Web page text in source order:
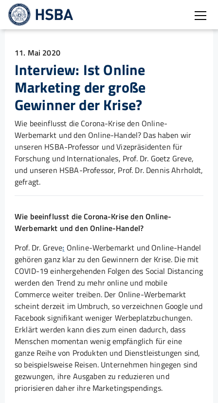
11. Mai 2020
Interview: Ist Online
Marketing der große
Gewinner der Krise?
Wie beeinflusst die Corona-Krise den Online-
Werbemarkt und den Online-Handel? Das haben wir
unseren HSBA-Professor und Vizepräsidenten für
Forschung und Internationales, Prof. Dr. Goetz Greve,
und unseren HSBA-Professor, Prof. Dr. Dennis Ahrholdt,
gefragt.
Wie beeinflusst die Corona-Krise den Online-
Werbemarkt und den Online-Handel?
Prof. Dr. Greve: Online-Werbemarkt und Online-Handel
gehören ganz klar zu den Gewinnern der Krise. Die mit
COVID-19 einhergehenden Folgen des Social Distancing
werden den Trend zu mehr online und mobile
Commerce weiter treiben. Der Online-Werbemarkt
scheint derzeit im Umbruch, so verzeichnen Google und
Facebook signifikant weniger Werbeplatzbuchungen.
Erklärt werden kann dies zum einen dadurch, dass
Menschen momentan wenig empfänglich für eine
ganze Reihe von Produkten und Dienstleistungen sind,
so beispielsweise Reisen. Unternehmen hingegen sind
gezwungen, ihre Ausgaben zu reduzieren und
priorisieren daher ihre Marketingspendings.